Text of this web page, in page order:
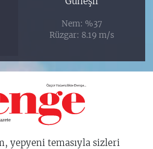
Nem: %37
Rüzgar: 8.19 m/s
yepyeni temasıyla sizleri